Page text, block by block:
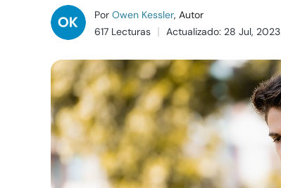
Por Owen Kessler, Autor
617 Lecturas
Actualizado: 28 Jul, 2023